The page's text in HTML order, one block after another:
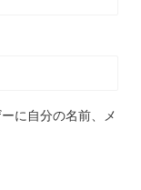
に自分の名前、メ